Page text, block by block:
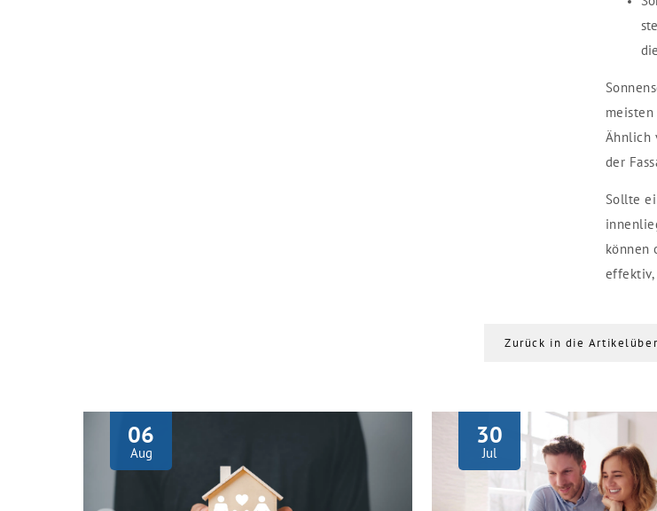
meisten
Ähnlich
der
Sollte
können
effektiv,
Zurück in die
06
Aug
30
Jul